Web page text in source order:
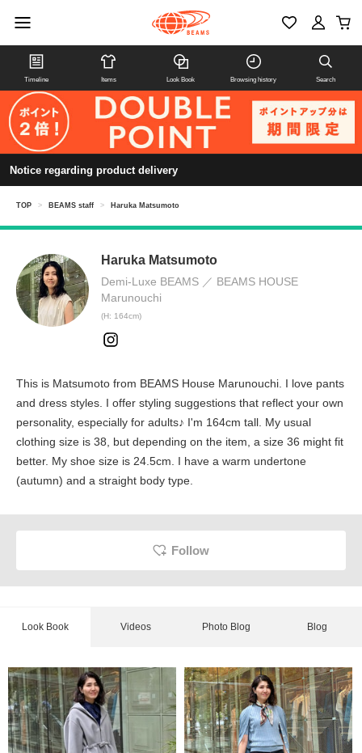
Timeline Items Look Book Browsing history Search
Notice regarding product delivery
TOP > BEAMS staff > Haruka Matsumoto
Haruka Matsumoto
Demi-Luxe BEAMS
BEAMS HOUSE
Marunouchi
(H: 164cm)
This is Matsumoto from BEAMS House Marunouchi. I love pants
and dress styles. I offer styling suggestions that reflect your own
personality, especially for adults♪ I'm 164cm tall. My usual
clothing size is 38, but depending on the item, a size 36 might fit
better. My shoe size is 24.5cm. I have a warm undertone
(autumn) and a straight body type.
Follow
Look Book Videos Photo Blog Blog